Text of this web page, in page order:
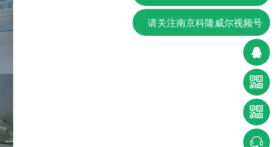
请关注南京科隆威尔视频号